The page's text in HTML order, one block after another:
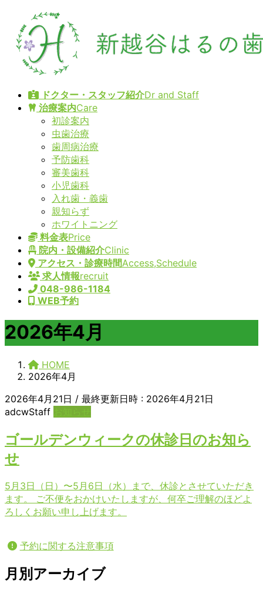
ドクター・スタッフ紹介Dr and Staff
治療案内Care
初診案内
虫歯治療
歯周病治療
予防歯科
審美歯科
小児歯科
入れ歯・義歯
親知らず
ホワイトニング
料金表Price
院内・設備紹介Clinic
アクセス・診療時間Access,Schedule
求人情報recruit
048-986-1184
WEB予約
2026年4月
HOME
2026年4月
2026年4月21日 / 最終更新日時 : 2026年4月21日
adcwStaff
ゴールデンウィークの休診日のお知ら
せ
5月3日（日）〜5月6日（水）まで、休診とさせていただき
ます。 ご不便をおかけいたしますが、何卒ご理解のほどよ
ろしくお願い申し上げます。
予約に関する注意事項
月別アーカイブ